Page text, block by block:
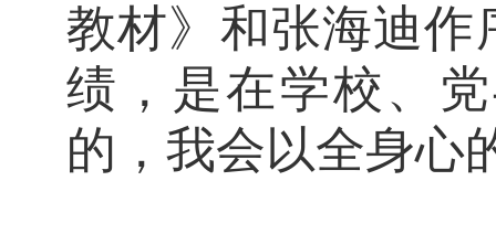
教材》 和张海迪作
绩 ， 是在学校、
的 ，我会以全身心